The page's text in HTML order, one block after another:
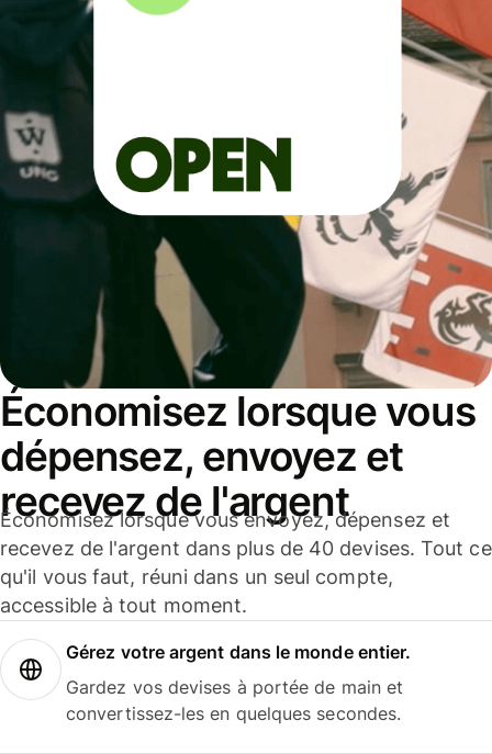
Économisez lorsque vous
dépensez, envoyez et
recevez de l'argent
Économisez lorsque vous envoyez, dépensez et
recevez de l'argent dans plus de 40 devises. Tout ce
qu'il vous faut, réuni dans un seul compte,
accessible à tout moment.
Gérez votre argent dans le monde entier.
Gardez vos devises à portée de main et
convertissez-les en quelques secondes.